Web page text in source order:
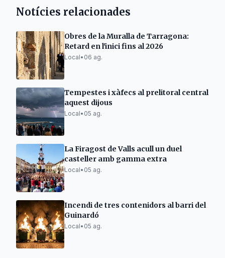
Notícies relacionades
Obres de la Muralla de Tarragona:
Retard en l'inici fins al 2026
Local• 06 ag.
Tempestes i xàfecs al prelitoral central
aquest dijous
Local• 05 ag.
La Firagost de Valls acull un duel
casteller amb gamma extra
Local• 05 ag.
Incendi de tres contenidors al barri del
Guinardó
Local• 05 ag.